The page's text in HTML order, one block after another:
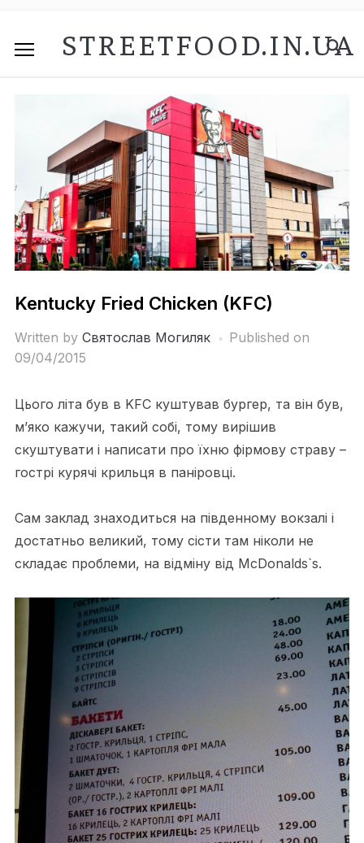
STREETFOOD.IN.UA
Kentucky Fried Chicken (KFC)
Written by Святослав Могиляк
Published on
09/04/2015
Цього літа був в KFC куштував бургер, та він був,
м’яко кажучи, такий собі, тому вирішив
скуштувати і написати про їхню фірмову страву –
гострі курячі крильця в паніровці.
Сам заклад знаходиться на південному вокзалі і
достатньо великий, тому сісти там ніколи не
складає проблеми, на відміну від McDonalds`s.